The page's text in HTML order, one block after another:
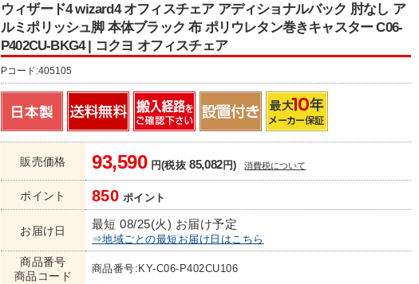
ウィザード4 wizard4 オフィスチェア アディショナルバック 肘なし ア
ルミポリッシュ脚 本体ブラック 布 ポリウレタン巻きキャスター C06-
P402CU-BKG4 | コクヨ オフィスチェア
Pコード:405105
販売価格 93,590円(税抜85,082円) 消費税について
ポイント 850 ポイント
お届け日 最短 08/25(火) お届け予定
⇒地域ごとの最短お届け日はこちら
商品番号
商品コード
商品番号:KY-C06-P402CU106